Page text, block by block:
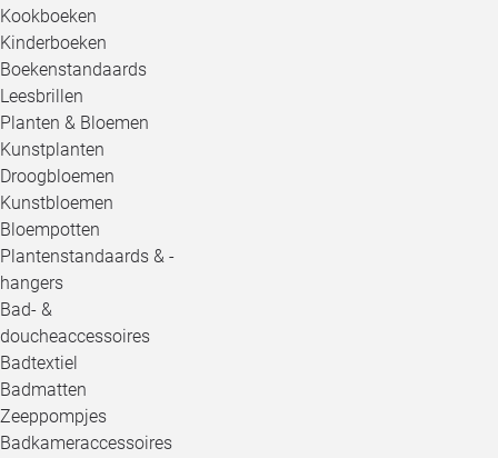
Kookboeken
Kinderboeken
Boekenstandaards
Leesbrillen
Planten & Bloemen
Kunstplanten
Droogbloemen
Kunstbloemen
Bloempotten
Plantenstandaards & -
hangers
Bad- &
doucheaccessoires
Badtextiel
Badmatten
Zeeppompjes
Badkameraccessoires